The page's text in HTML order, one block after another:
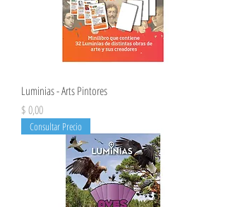
Luminias - Arts Pintores
Precio
$ 0,00
Consultar Precio